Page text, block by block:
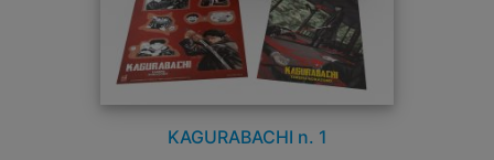
KAGURABACHI n. 1